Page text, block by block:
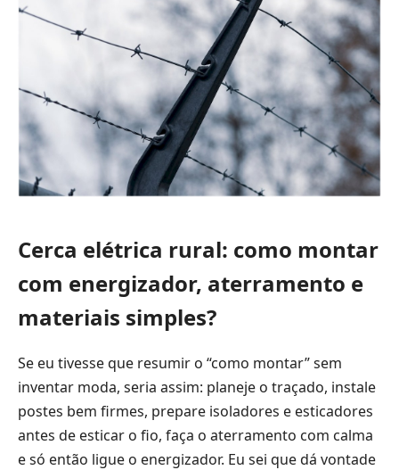
Cerca elétrica rural: como montar
com energizador, aterramento e
materiais simples?
Se eu tivesse que resumir o “como montar” sem
inventar moda, seria assim: planeje o traçado, instale
postes bem firmes, prepare isoladores e esticadores
antes de esticar o fio, faça o aterramento com calma
e só então ligue o energizador. Eu sei que dá vontade